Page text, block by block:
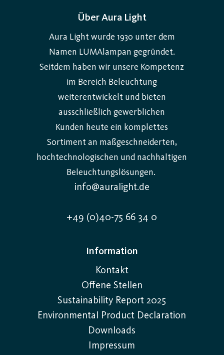
Über Aura Light
Aura Light wurde 1930 unter dem
Namen LUMAlampan gegründet.
Seitdem haben wir unsere Kompetenz
im Bereich Beleuchtung
weiterentwickelt und bieten
ausschließlich gewerblichen
Kunden heute ein komplettes
Sortiment an maßgeschneiderten,
hochtechnologischen und nachhaltigen
Beleuchtungslösungen.
info@auralight.de
+49 (0)40-75 66 34 0
Information
Kontakt
Offene Stellen
Sustainability Report 2025
Environmental Product Declaration
Downloads
Impressum